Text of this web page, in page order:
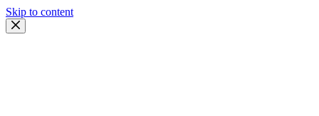
Skip to content